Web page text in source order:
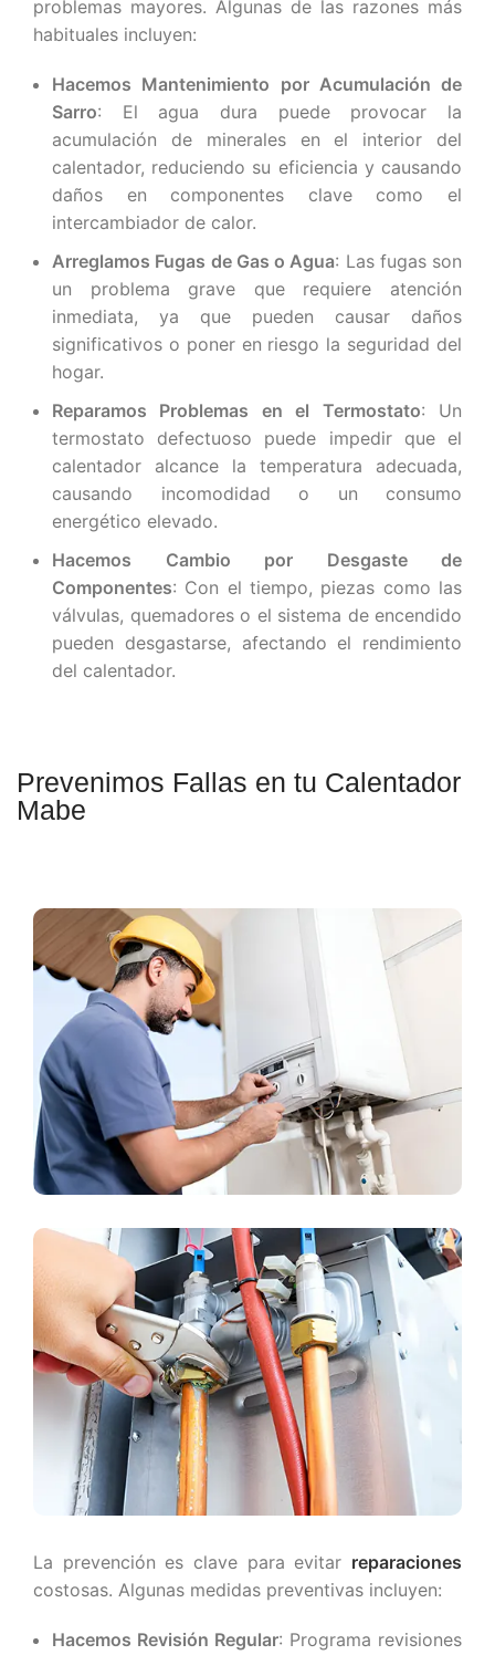
problemas mayores. Algunas de las razones más
habituales incluyen:
Hacemos Mantenimiento por Acumulación de
Sarro: El agua dura puede provocar la
acumulación de minerales en el interior del
calentador, reduciendo su eficiencia y causando
daños en componentes clave como el
intercambiador de calor.
Arreglamos Fugas de Gas o Agua: Las fugas son
un problema grave que requiere atención
inmediata, ya que pueden causar daños
significativos o poner en riesgo la seguridad del
hogar.
Reparamos Problemas en el Termostato: Un
termostato defectuoso puede impedir que el
calentador alcance la temperatura adecuada,
causando incomodidad o un consumo
energético elevado.
Hacemos Cambio por Desgaste de
Componentes: Con el tiempo, piezas como las
válvulas, quemadores o el sistema de encendido
pueden desgastarse, afectando el rendimiento
del calentador.
Prevenimos Fallas en tu Calentador
Mabe
La prevención es clave para evitar reparaciones
costosas. Algunas medidas preventivas incluyen:
Hacemos Revisión Regular: Programa revisiones